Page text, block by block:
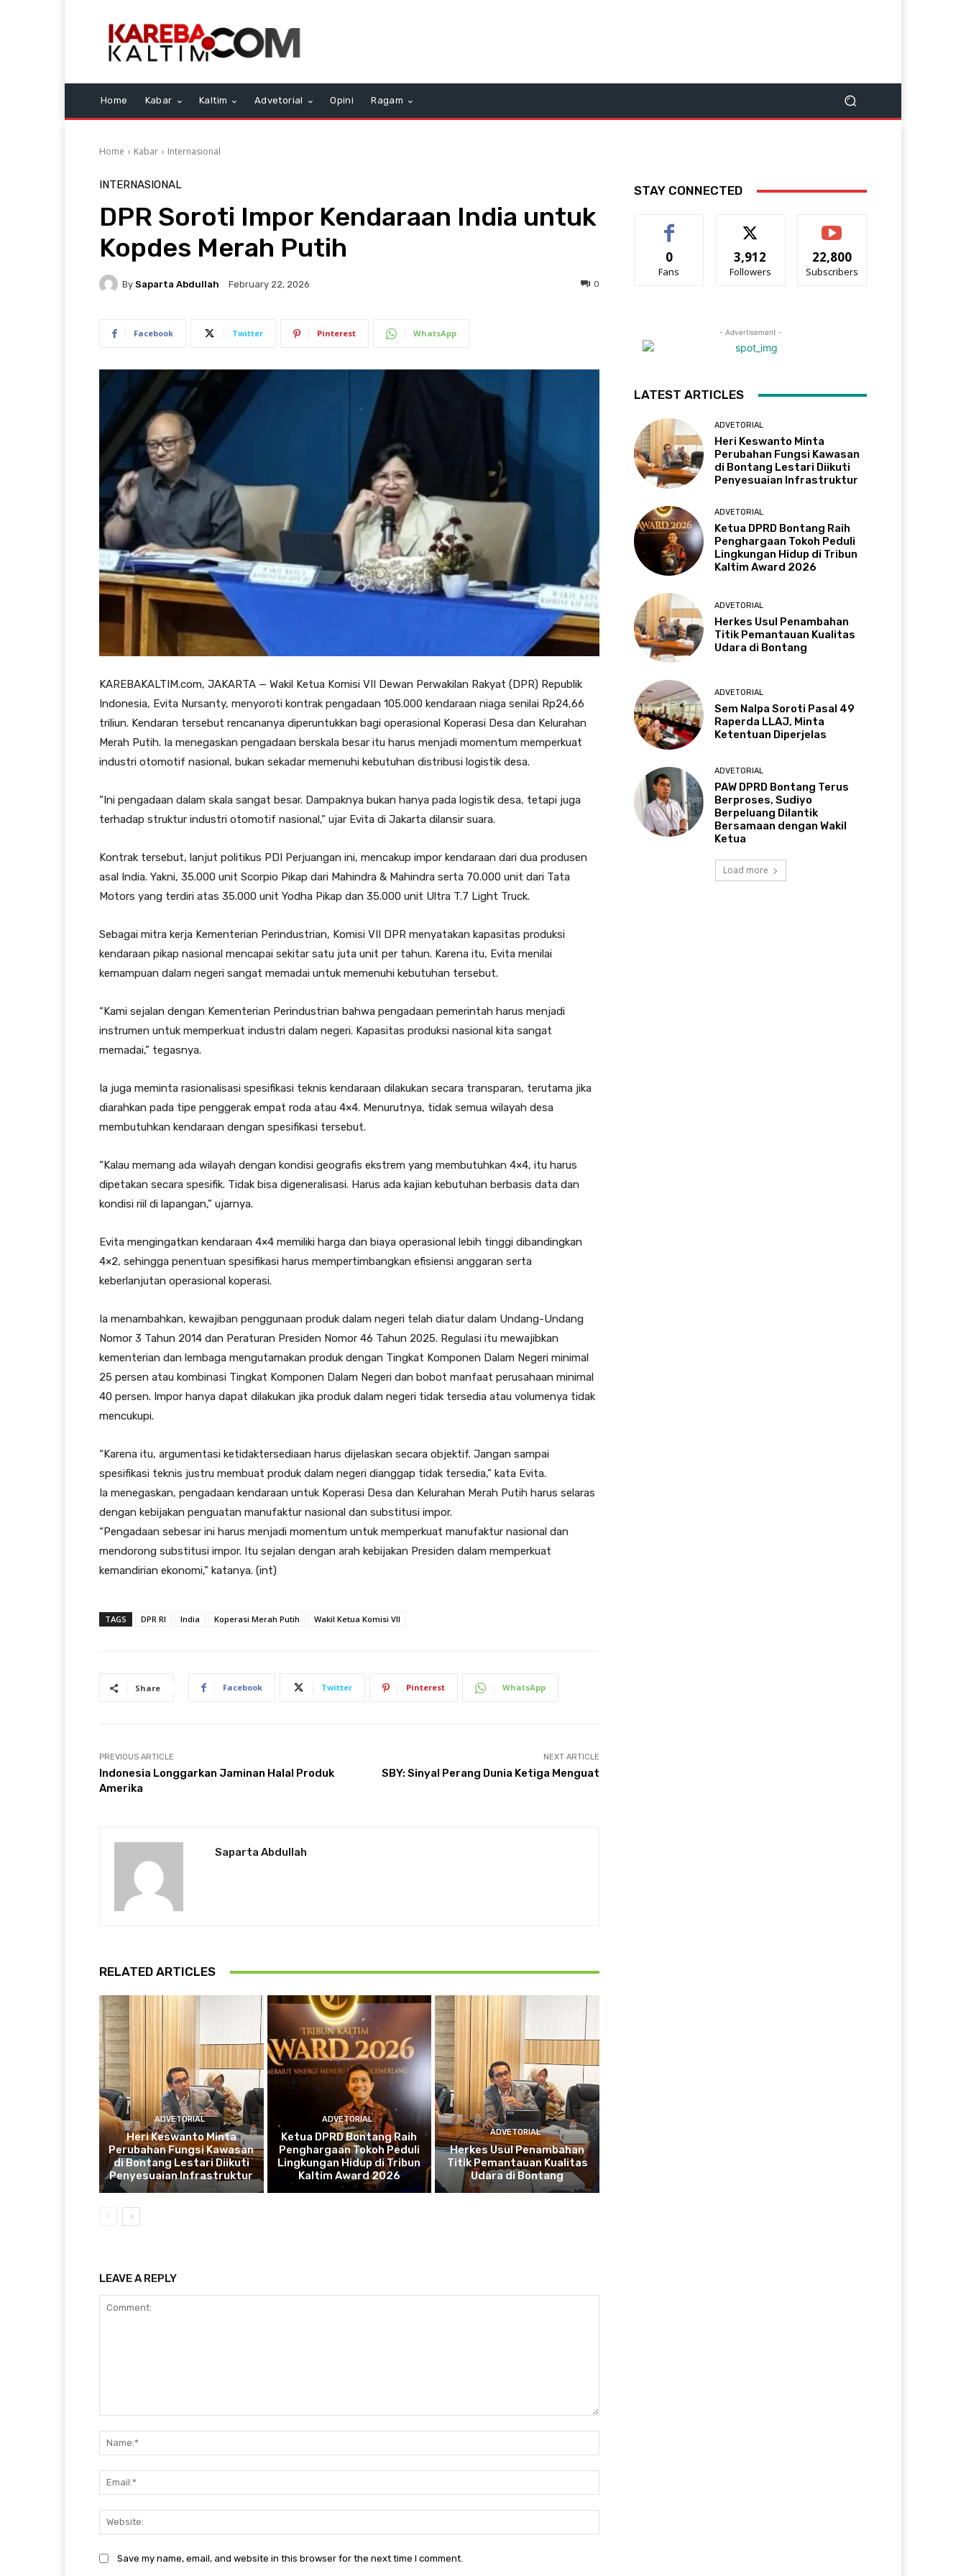
Home Kabar Kaltim Advetorial Opini Ragam
Home Kabar Internasional
INTERNASIONAL
DPR Soroti Impor Kendaraan India untuk
Kopdes Merah Putih
By Saparta Abdullah February 22, 2026 0
Facebook Twitter Pinterest WhatsApp
KAREBAKALTIM.com, JAKARTA — Wakil Ketua Komisi VII Dewan Perwakilan Rakyat (DPR) Republik
Indonesia, Evita Nursanty, menyoroti kontrak pengadaan 105.000 kendaraan niaga senilai Rp24,66
triliun. Kendaran tersebut rencananya diperuntukkan bagi operasional Koperasi Desa dan Kelurahan
Merah Putih. Ia menegaskan pengadaan berskala besar itu harus menjadi momentum memperkuat
industri otomotif nasional, bukan sekadar memenuhi kebutuhan distribusi logistik desa.
“Ini pengadaan dalam skala sangat besar. Dampaknya bukan hanya pada logistik desa, tetapi juga
terhadap struktur industri otomotif nasional,” ujar Evita di Jakarta dilansir suara.
Kontrak tersebut, lanjut politikus PDI Perjuangan ini, mencakup impor kendaraan dari dua produsen
asal India. Yakni, 35.000 unit Scorpio Pikap dari Mahindra & Mahindra serta 70.000 unit dari Tata
Motors yang terdiri atas 35.000 unit Yodha Pikap dan 35.000 unit Ultra T.7 Light Truck.
Sebagai mitra kerja Kementerian Perindustrian, Komisi VII DPR menyatakan kapasitas produksi
kendaraan pikap nasional mencapai sekitar satu juta unit per tahun. Karena itu, Evita menilai
kemampuan dalam negeri sangat memadai untuk memenuhi kebutuhan tersebut.
“Kami sejalan dengan Kementerian Perindustrian bahwa pengadaan pemerintah harus menjadi
instrumen untuk memperkuat industri dalam negeri. Kapasitas produksi nasional kita sangat
memadai,” tegasnya.
Ia juga meminta rasionalisasi spesifikasi teknis kendaraan dilakukan secara transparan, terutama jika
diarahkan pada tipe penggerak empat roda atau 4×4. Menurutnya, tidak semua wilayah desa
membutuhkan kendaraan dengan spesifikasi tersebut.
“Kalau memang ada wilayah dengan kondisi geografis ekstrem yang membutuhkan 4×4, itu harus
dipetakan secara spesifik. Tidak bisa digeneralisasi. Harus ada kajian kebutuhan berbasis data dan
kondisi riil di lapangan,” ujarnya.
Evita mengingatkan kendaraan 4×4 memiliki harga dan biaya operasional lebih tinggi dibandingkan
4×2, sehingga penentuan spesifikasi harus mempertimbangkan efisiensi anggaran serta
keberlanjutan operasional koperasi.
Ia menambahkan, kewajiban penggunaan produk dalam negeri telah diatur dalam Undang-Undang
Nomor 3 Tahun 2014 dan Peraturan Presiden Nomor 46 Tahun 2025. Regulasi itu mewajibkan
kementerian dan lembaga mengutamakan produk dengan Tingkat Komponen Dalam Negeri minimal
25 persen atau kombinasi Tingkat Komponen Dalam Negeri dan bobot manfaat perusahaan minimal
40 persen. Impor hanya dapat dilakukan jika produk dalam negeri tidak tersedia atau volumenya tidak
mencukupi.
“Karena itu, argumentasi ketidaktersediaan harus dijelaskan secara objektif. Jangan sampai
spesifikasi teknis justru membuat produk dalam negeri dianggap tidak tersedia,” kata Evita.
Ia menegaskan, pengadaan kendaraan untuk Koperasi Desa dan Kelurahan Merah Putih harus selaras
dengan kebijakan penguatan manufaktur nasional dan substitusi impor.
“Pengadaan sebesar ini harus menjadi momentum untuk memperkuat manufaktur nasional dan
mendorong substitusi impor. Itu sejalan dengan arah kebijakan Presiden dalam memperkuat
kemandirian ekonomi,” katanya. (int)
TAGS DPR RI India Koperasi Merah Putih Wakil Ketua Komisi VII
Share Facebook Twitter Pinterest WhatsApp
PREVIOUS ARTICLE
Indonesia Longgarkan Jaminan Halal Produk
Amerika
NEXT ARTICLE
SBY: Sinyal Perang Dunia Ketiga Menguat
Saparta Abdullah
RELATED ARTICLES
ADVETORIAL
Heri Keswanto Minta
Perubahan Fungsi Kawasan
di Bontang Lestari Diikuti
Penyesuaian Infrastruktur
ADVETORIAL
Ketua DPRD Bontang Raih
Penghargaan Tokoh Peduli
Lingkungan Hidup di Tribun
Kaltim Award 2026
ADVETORIAL
Herkes Usul Penambahan
Titik Pemantauan Kualitas
Udara di Bontang
LEAVE A REPLY
Save my name, email, and website in this browser for the next time I comment.
STAY CONNECTED
0
Fans
3,912
Followers
22,800
Subscribers
- Advertisement -
LATEST ARTICLES
ADVETORIAL
Heri Keswanto Minta
Perubahan Fungsi Kawasan
di Bontang Lestari Diikuti
Penyesuaian Infrastruktur
ADVETORIAL
Ketua DPRD Bontang Raih
Penghargaan Tokoh Peduli
Lingkungan Hidup di Tribun
Kaltim Award 2026
ADVETORIAL
Herkes Usul Penambahan
Titik Pemantauan Kualitas
Udara di Bontang
ADVETORIAL
Sem Nalpa Soroti Pasal 49
Raperda LLAJ, Minta
Ketentuan Diperjelas
ADVETORIAL
PAW DPRD Bontang Terus
Berproses, Sudiyo
Berpeluang Dilantik
Bersamaan dengan Wakil
Ketua
Load more